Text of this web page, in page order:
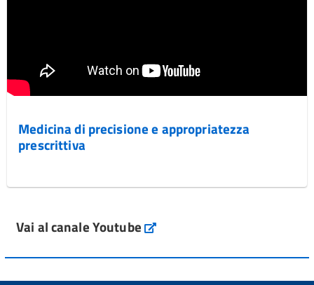
Medicina di precisione e appropriatezza
prescrittiva
Vai al canale Youtube